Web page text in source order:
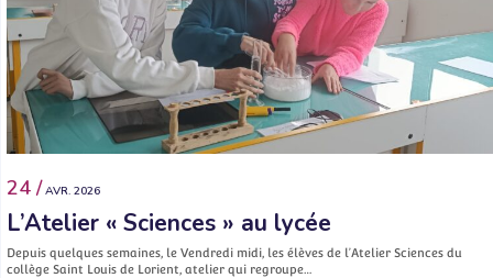
24 / AVR. 2026
L’Atelier « Sciences » au lycée
Depuis quelques semaines, le Vendredi midi, les élèves de l’Atelier Sciences du
collège Saint Louis de Lorient, atelier qui regroupe…